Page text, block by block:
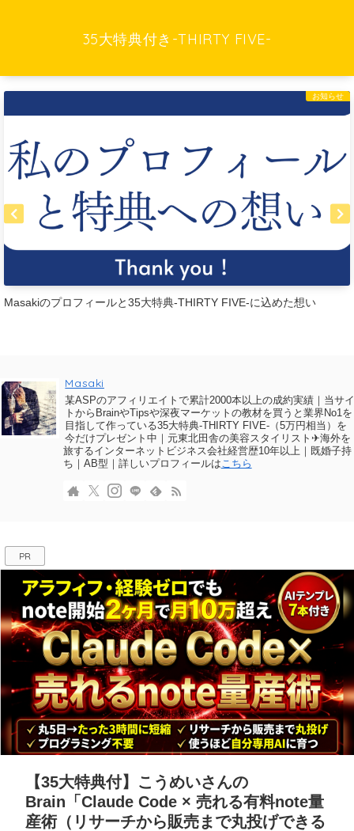
35大特典付き-THIRTY FIVE-
お知らせ
Masakiのプロフィールと35大特典-THIRTY FIVE-に込めた想い
Masaki
某ASPのアフィリエイトで累計2000本以上の成約実績｜当サ
トからBrainやTipsや深夜マーケットの教材を買うと業界No1を
目指して作っている35大特典-THIRTY FIVE-（5万円相当）を
今だけプレゼント中｜元東北田舎の美容スタイリスト✈海外を
旅するインターネットビジネス会社経営歴10年以上｜既婚子持
ち｜AB型｜詳しいプロフィールはこちら
PR
【35大特典付】こうめいさんの
Brain「Claude Code × 売れる有料note量
産術（リサーチから販売まで丸投げできる